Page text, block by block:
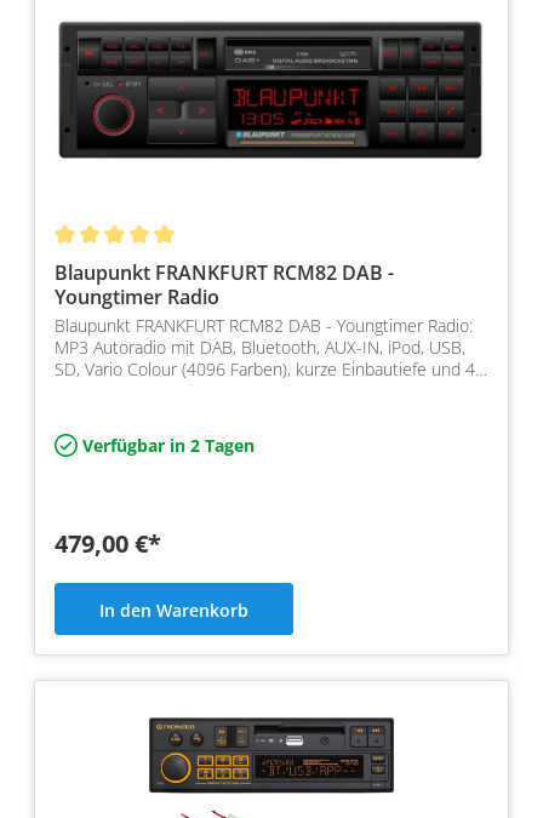
Blaupunkt FRANKFURT RCM82 DAB -
Youngtimer Radio
Blaupunkt FRANKFURT RCM82 DAB - Youngtimer Radio:
MP3 Autoradio mit DAB, Bluetooth, AUX-IN, iPod, USB,
SD, Vario Colour (4096 Farben), kurze Einbautiefe und 4…
Verfügbar in 2 Tagen
479,00 €*
In den Warenkorb